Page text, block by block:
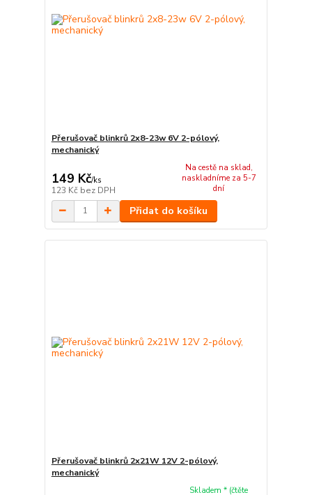
Přerušovač blinkrů 2x8-23w 6V 2-pólový,
mechanický
149 Kč/ks
123 Kč bez DPH
Na cestě na sklad,
naskladníme za 5-7
dní
Přidat do košíku
Přerušovač blinkrů 2x21W 12V 2-pólový,
mechanický
Skladem * (čtěte